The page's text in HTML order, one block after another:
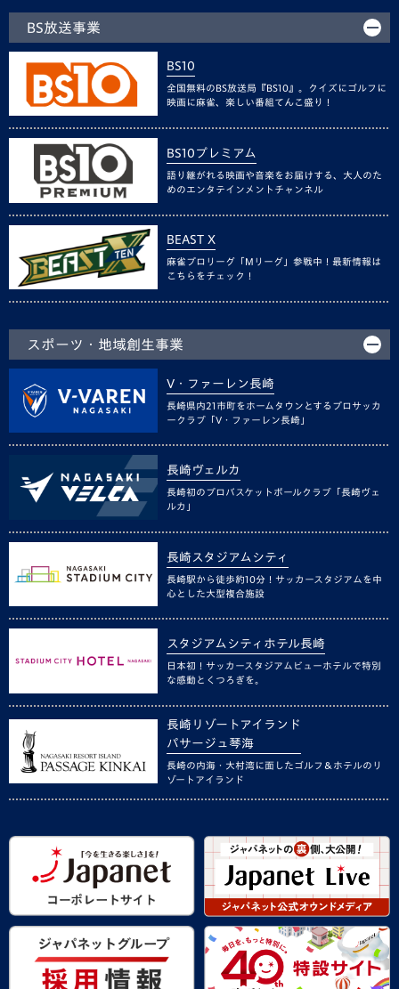
BS放送事業
BS10
全国無料のBS放送局『BS10』。クイズにゴルフに
映画に麻雀、楽しい番組てんこ盛り！
BS10プレミアム
語り継がれる映画や音楽をお届けする、大人のた
めのエンタテインメントチャンネル
BEAST X
麻雀プロリーグ「Mリーグ」参戦中！最新情報は
こちらをチェック！
スポーツ・地域創生事業
V・ファーレン長崎
長崎県内21市町をホームタウンとするプロサッカ
ークラブ「V・ファーレン長崎」
長崎ヴェルカ
長崎初のプロバスケットボールクラブ「長崎ヴェ
ルカ」
長崎スタジアムシティ
長崎駅から徒歩約10分！サッカースタジアムを中
心とした大型複合施設
スタジアムシティホテル長崎
日本初！サッカースタジアムビューホテルで特別
な感動とくつろぎを。
長崎リゾートアイランド
パサージュ琴海
長崎の内海・大村湾に面したゴルフ＆ホテルのリ
ゾートアイランド